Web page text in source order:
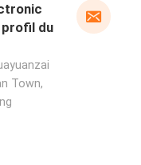
profil du
Town,